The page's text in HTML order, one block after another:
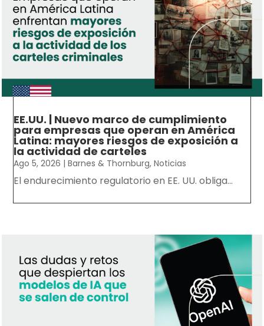
EE.UU. | Nuevo marco de cumplimiento
para empresas que operan en América
Latina: mayores riesgos de exposición a
la actividad de carteles
Ago 5, 2026 |Barnes & Thornburg,Noticias
El endurecimiento regulatorio en EE. UU. obliga...